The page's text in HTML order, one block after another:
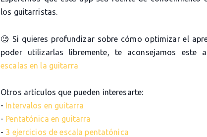
los guitarristas.
🧐 Si quieres profundizar sobre cómo optimizar el
poder utilizarlas libremente, te aconsejamos este
escalas en la guitarra
Otros artículos que pueden interesarte:
- Intervalos en guitarra
- Pentatónica en guitarra
- 3 ejercicios de escala pentatónica